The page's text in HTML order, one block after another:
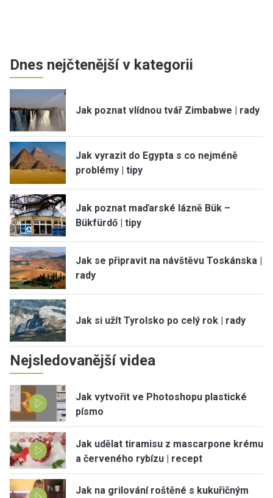
Dnes nejčtenější v kategorii
Jak poznat vlídnou tvář Zimbabwe | rady
Jak vyrazit do Egypta s co nejméně
problémy | tipy
Jak poznat maďarské lázně Bük –
Bükfürdő | tipy
Jak se připravit na návštěvu Toskánska |
rady
Jak si užít Tyrolsko po celý rok | rady
Nejsledovanější videa
Jak vytvořit ve Photoshopu plastické
písmo
Jak udělat tiramisu z mascarpone krému
a červeného rybízu | recept
Jak na grilování roštěné s kukuřičným